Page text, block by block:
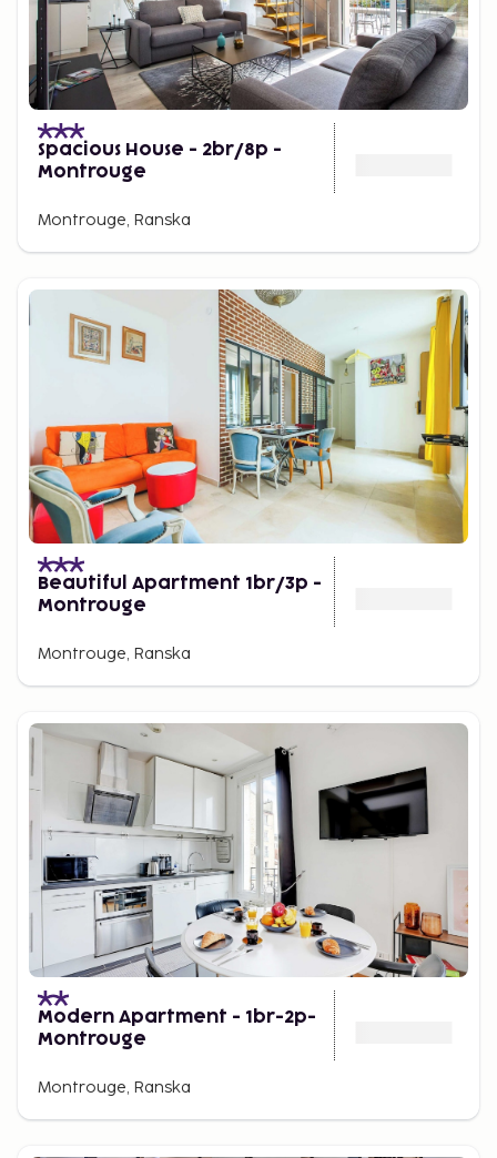
Spacious House - 2br/8p -
Montrouge
Montrouge, Ranska
Beautiful Apartment 1br/3p -
Montrouge
Montrouge, Ranska
Modern Apartment - 1br-2p-
Montrouge
Montrouge, Ranska